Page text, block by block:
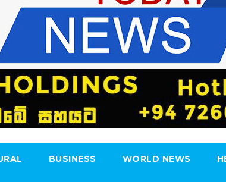
BUSINESS WORLD NEWS